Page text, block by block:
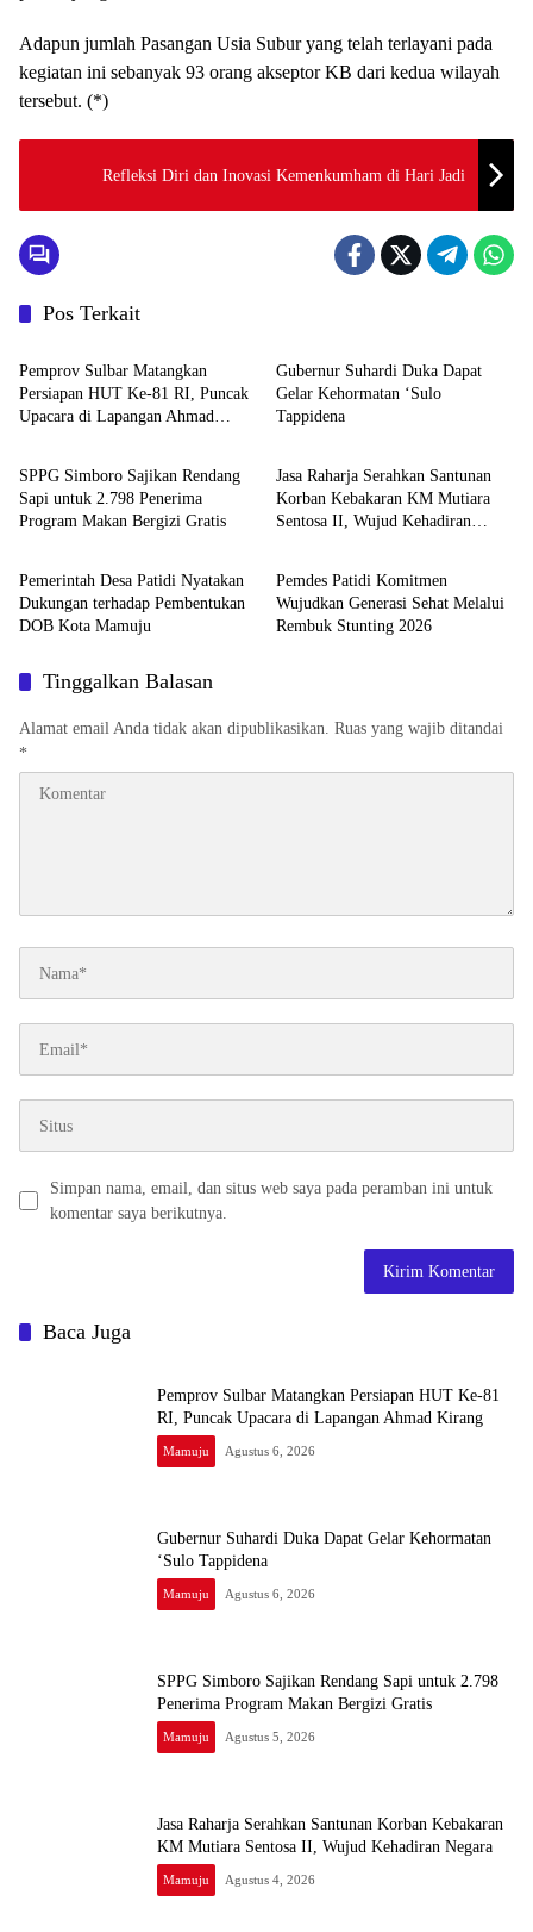
Adapun jumlah Pasangan Usia Subur yang telah terlayani pada
kegiatan ini sebanyak 93 orang akseptor KB dari kedua wilayah
tersebut. (*)
Refleksi Diri dan Inovasi Kemenkumham di Hari Jadi
Pos Terkait
Mamuju
Pemprov Sulbar Matangkan
Persiapan HUT Ke-81 RI, Puncak
Upacara di Lapangan Ahmad
Gubernur Suhardi Duka Dapat
Gelar Kehormatan ‘Sulo
Tappidena
Mamuju
SPPG Simboro Sajikan Rendang
Sapi untuk 2.798 Penerima
Program Makan Bergizi Gratis
Mamuju
Jasa Raharja Serahkan Santunan
Korban Kebakaran KM Mutiara
Sentosa II, Wujud Kehadiran
Mamuju
Pemerintah Desa Patidi Nyatakan
Dukungan terhadap Pembentukan
DOB Kota Mamuju
Advertorial
Pemdes Patidi Komitmen
Wujudkan Generasi Sehat Melalui
Rembuk Stunting 2026
Tinggalkan Balasan
Alamat email Anda tidak akan dipublikasikan. Ruas yang wajib ditandai
*
Simpan nama, email, dan situs web saya pada peramban ini untuk
komentar saya berikutnya.
Baca Juga
Pemprov Sulbar Matangkan Persiapan HUT Ke-81
RI, Puncak Upacara di Lapangan Ahmad Kirang
Mamuju Agustus 6, 2026
Gubernur Suhardi Duka Dapat Gelar Kehormatan
‘Sulo Tappidena
Mamuju Agustus 6, 2026
SPPG Simboro Sajikan Rendang Sapi untuk 2.798
Penerima Program Makan Bergizi Gratis
Mamuju Agustus 5, 2026
Jasa Raharja Serahkan Santunan Korban Kebakaran
KM Mutiara Sentosa II, Wujud Kehadiran Negara
Mamuju Agustus 4, 2026